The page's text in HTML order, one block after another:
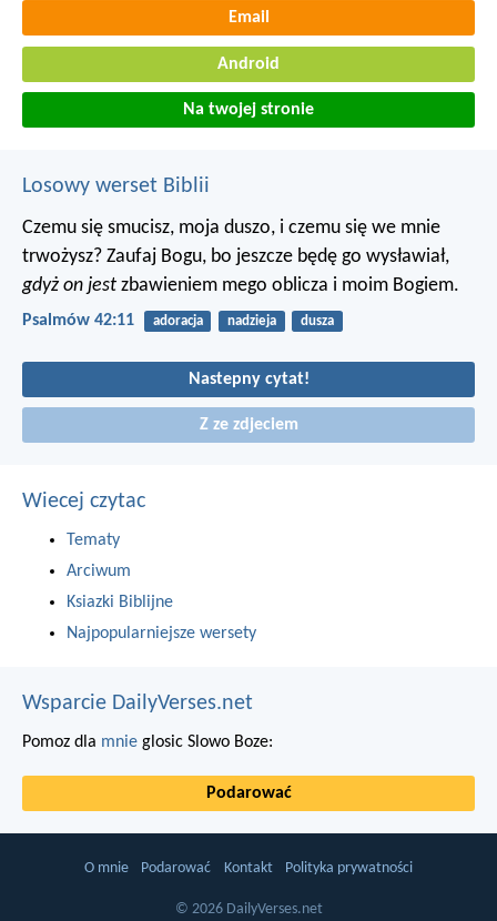
Email
Android
Na twojej stronie
Losowy werset Biblii
Czemu się smucisz, moja duszo, i czemu się we mnie
trwożysz? Zaufaj Bogu, bo jeszcze będę go wysławiał,
gdyż on jest zbawieniem mego oblicza i moim Bogiem.
Psalmów 42:11 adoracja nadzieja dusza
Nastepny cytat!
Z ze zdjeciem
Wiecej czytac
Tematy
Arciwum
Ksiazki Biblijne
Najpopularniejsze wersety
Wsparcie DailyVerses.net
Pomoz dla mnie glosic Slowo Boze:
Podarować
O mnie Podarować Kontakt Polityka prywatności
© 2026 DailyVerses.net